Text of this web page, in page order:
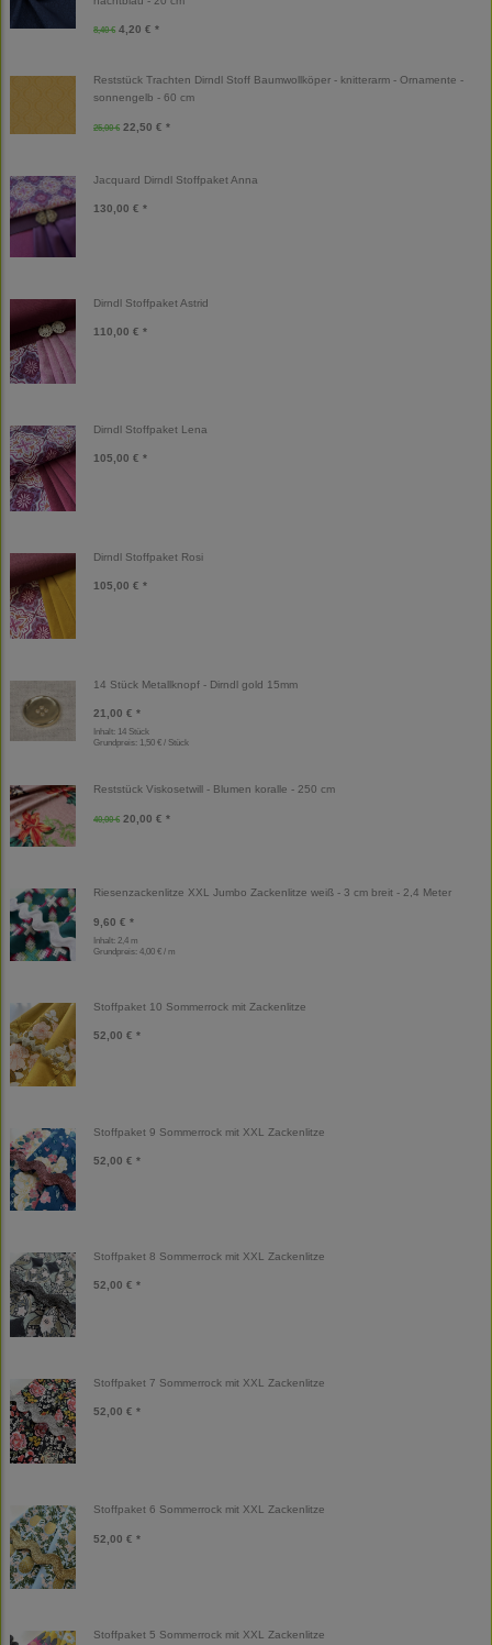
8,40 € 4,20 € *
Reststück Trachten Dirndl Stoff Baumwollköper - knitterarm - Ornamente -
sonnengelb - 60 cm
25,00 € 22,50 € *
Jacquard Dirndl Stoffpaket Anna
130,00 € *
Dirndl Stoffpaket Astrid
110,00 € *
Dirndl Stoffpaket Lena
105,00 € *
Dirndl Stoffpaket Rosi
105,00 € *
14 Stück Metallknopf - Dirndl gold 15mm
21,00 € *
Inhalt: 14 Stück
Grundpreis: 1,50 € / Stück
Reststück Viskosetwill - Blumen koralle - 250 cm
40,00 € 20,00 € *
Riesenzackenlitze XXL Jumbo Zackenlitze weiß - 3 cm breit - 2,4 Meter
9,60 € *
Inhalt: 2,4 m
Grundpreis: 4,00 € / m
Stoffpaket 10 Sommerrock mit Zackenlitze
52,00 € *
Stoffpaket 9 Sommerrock mit XXL Zackenlitze
52,00 € *
Stoffpaket 8 Sommerrock mit XXL Zackenlitze
52,00 € *
Stoffpaket 7 Sommerrock mit XXL Zackenlitze
52,00 € *
Stoffpaket 6 Sommerrock mit XXL Zackenlitze
52,00 € *
Stoffpaket 5 Sommerrock mit XXL Zackenlitze